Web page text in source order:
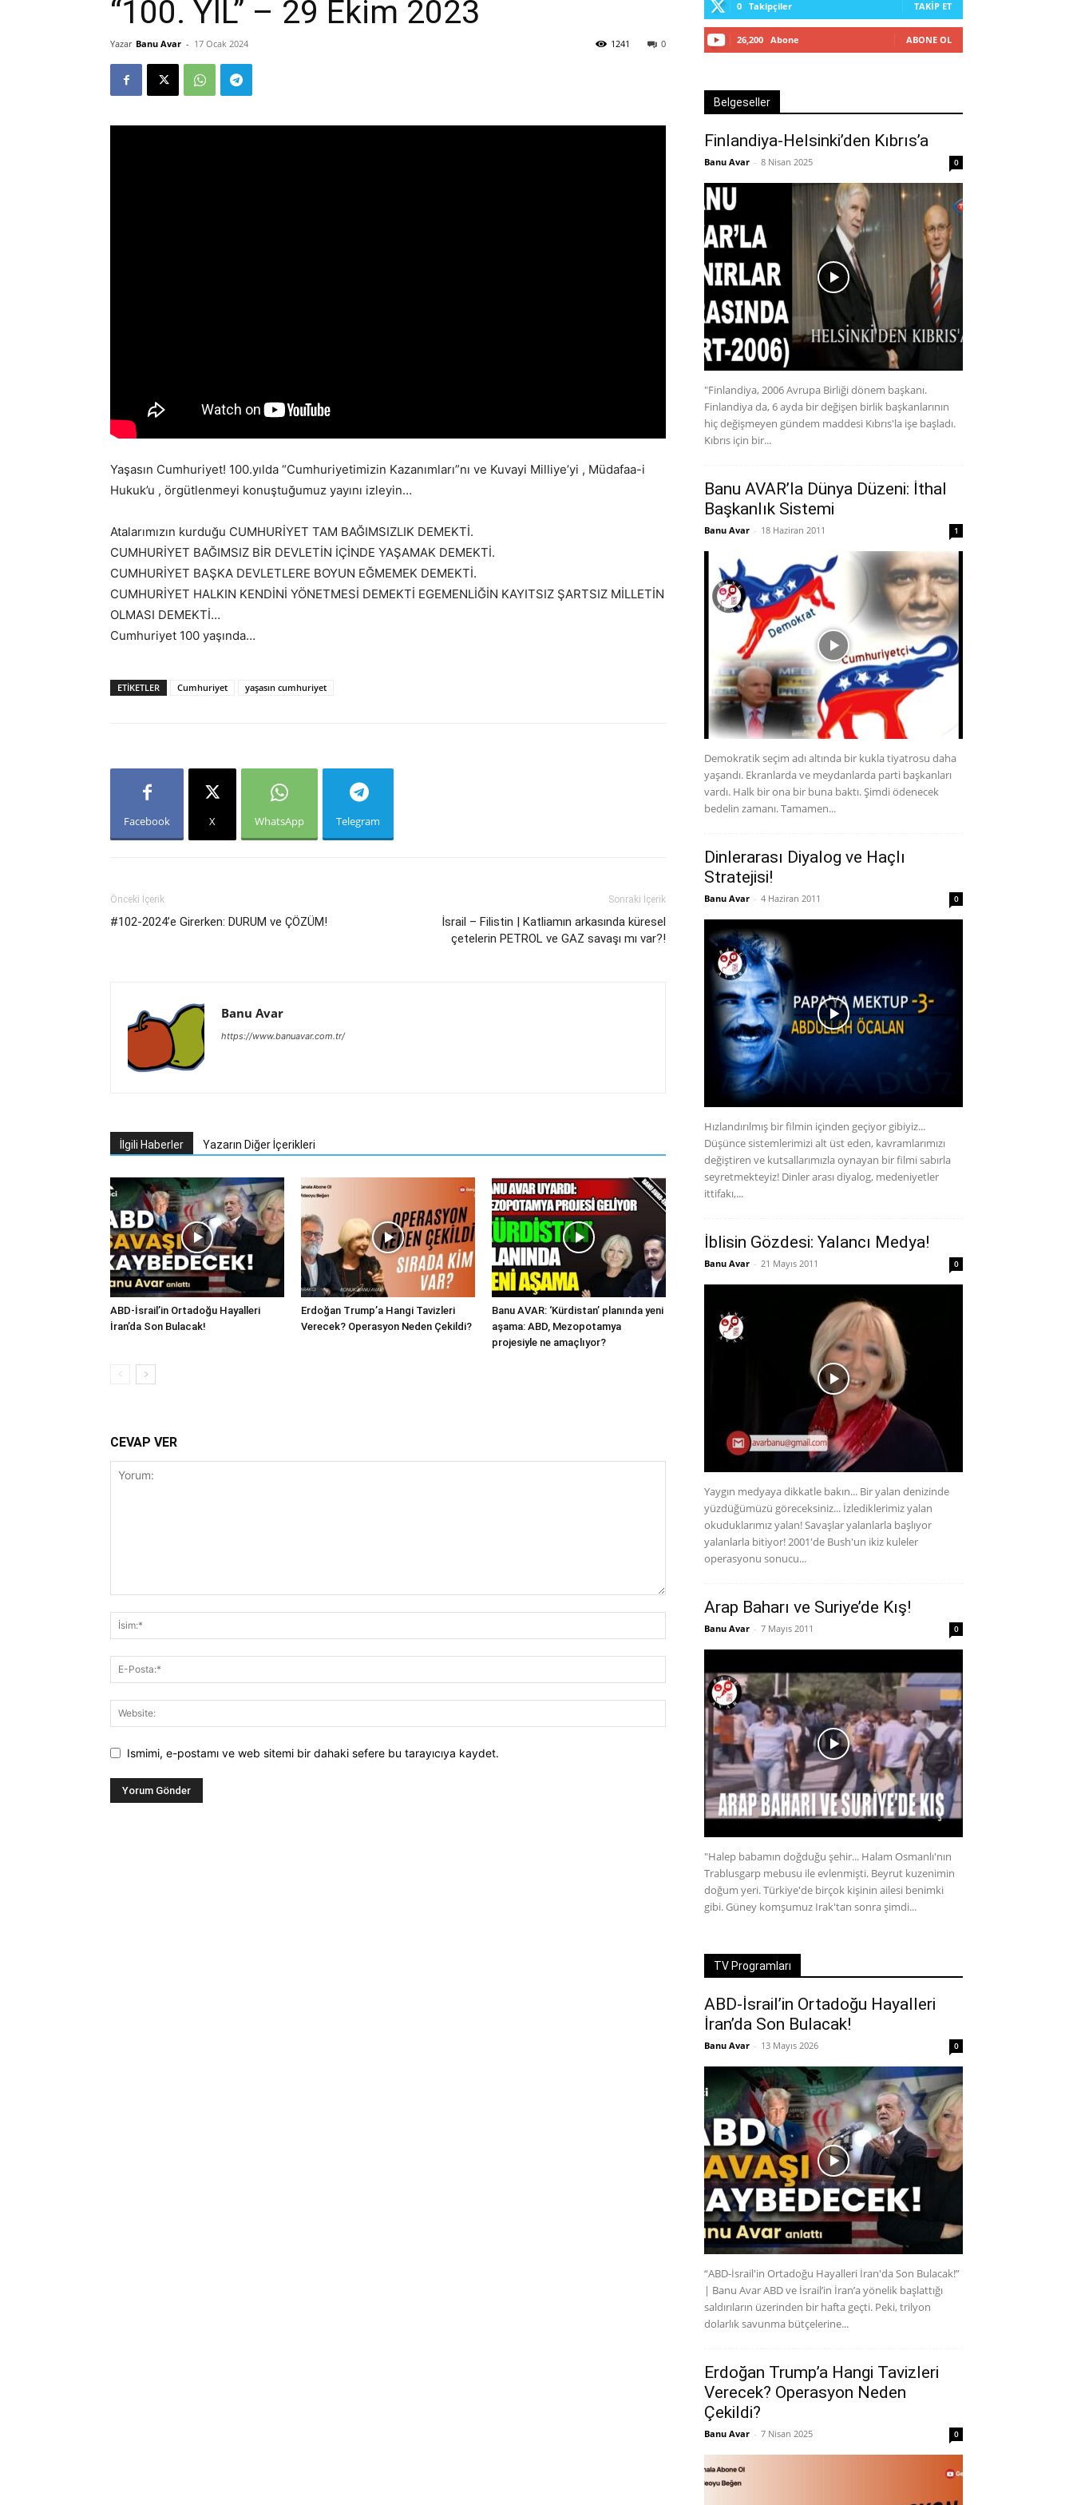
“100. YIL” – 29 Ekim 2023
Yazar Banu Avar - 17 Ocak 2024 0
1241
Yaşasın Cumhuriyet! 100.yılda “Cumhuriyetimizin Kazanımları”nı ve Kuvayi Milliye’yi , Müdafaa-i
Hukuk’u , örgütlenmeyi konuştuğumuz yayını izleyin…
Atalarımızın kurduğu CUMHURİYET TAM BAĞIMSIZLIK DEMEKTİ.
CUMHURİYET BAĞIMSIZ BİR DEVLETİN İÇİNDE YAŞAMAK DEMEKTİ.
CUMHURİYET BAŞKA DEVLETLERE BOYUN EĞMEMEK DEMEKTİ.
CUMHURİYET HALKIN KENDİNİ YÖNETMESİ DEMEKTİ EGEMENLİĞİN KAYITSIZ ŞARTSIZ MİLLETİN
OLMASI DEMEKTİ…
Cumhuriyet 100 yaşında…
ETIKETLER Cumhuriyet yaşasın cumhuriyet
Facebook X WhatsApp Telegram
Önceki İçerik
#102-2024’e Girerken: DURUM ve ÇÖZÜM!
Sonraki İçerik
İsrail – Filistin | Katliamın arkasında küresel
çetelerin PETROL ve GAZ savaşı mı var?!
Banu Avar
https://www.banuavar.com.tr/
İlgili Haberler Yazarın Diğer İçerikleri
ABD-İsrail’in Ortadoğu Hayalleri
İran’da Son Bulacak!
Erdoğan Trump’a Hangi Tavizleri
Verecek? Operasyon Neden Çekildi?
Banu AVAR: ‘Kürdistan’ planında yeni
aşama: ABD, Mezopotamya
projesiyle ne amaçlıyor?
CEVAP VER
Ismimi, e-postamı ve web sitemi bir dahaki sefere bu tarayıcıya kaydet.
0 Takipçiler TAKIP ET
26,200 Abone ABONE OL
Belgeseller
Finlandiya-Helsinki’den Kıbrıs’a
Banu Avar - 8 Nisan 2025 0
"Finlandiya, 2006 Avrupa Birliği dönem başkanı.
Finlandiya da, 6 ayda bir değişen birlik başkanlarının
hiç değişmeyen gündem maddesi Kıbrıs'la işe başladı.
Kıbrıs için bir...
Banu AVAR’la Dünya Düzeni: İthal
Başkanlık Sistemi
Banu Avar - 18 Haziran 2011 1
Demokratik seçim adı altında bir kukla tiyatrosu daha
yaşandı. Ekranlarda ve meydanlarda parti başkanları
vardı. Halk bir ona bir buna baktı. Şimdi ödenecek
bedelin zamanı. Tamamen...
Dinlerarası Diyalog ve Haçlı
Stratejisi!
Banu Avar - 4 Haziran 2011 0
Hızlandırılmış bir filmin içinden geçiyor gibiyiz...
Düşünce sistemlerimizi alt üst eden, kavramlarımızı
değiştiren ve kutsallarımızla oynayan bir filmi sabırla
seyretmekteyiz! Dinler arası diyalog, medeniyetler
ittifakı,...
İblisin Gözdesi: Yalancı Medya!
Banu Avar - 21 Mayıs 2011 0
Yaygın medyaya dikkatle bakın... Bir yalan denizinde
yüzdüğümüzü göreceksiniz... İzlediklerimiz yalan
okuduklarımız yalan! Savaşlar yalanlarla başlıyor
yalanlarla bitiyor! 2001'de Bush'un ikiz kuleler
operasyonu sonucu...
Arap Baharı ve Suriye’de Kış!
Banu Avar - 7 Mayıs 2011 0
"Halep babamın doğduğu şehir... Halam Osmanlı'nın
Trablusgarp mebusu ile evlenmişti. Beyrut kuzenimin
doğum yeri. Türkiye'de birçok kişinin ailesi benimki
gibi. Güney komşumuz Irak'tan sonra şimdi...
TV Programları
ABD-İsrail’in Ortadoğu Hayalleri
İran’da Son Bulacak!
Banu Avar - 13 Mayıs 2026 0
“ABD-İsrail'in Ortadoğu Hayalleri İran'da Son Bulacak!”
| Banu Avar ABD ve İsrail’in İran’a yönelik başlattığı
saldırıların üzerinden bir hafta geçti. Peki, trilyon
dolarlık savunma bütçelerine...
Erdoğan Trump’a Hangi Tavizleri
Verecek? Operasyon Neden
Çekildi?
Banu Avar - 7 Nisan 2025 0